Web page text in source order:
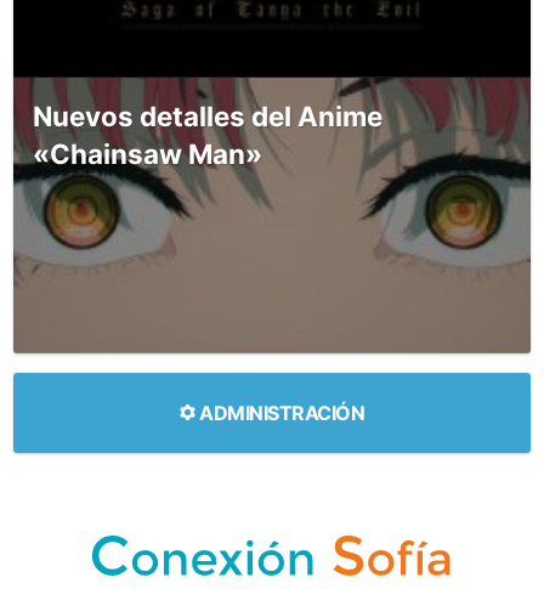
Nuevos detalles del Anime
«Chainsaw Man»
ADMINISTRACIÓN